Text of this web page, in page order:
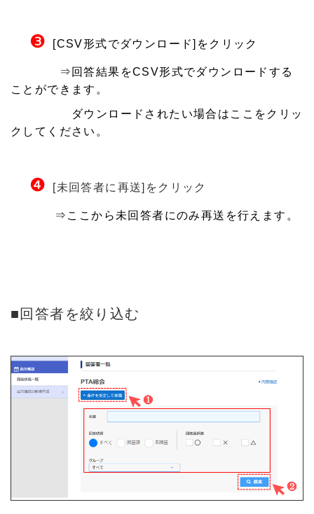
❸ [CSV形式でダウンロード]をクリック
⇒ 回答結果をCSV形式でダウンロードする
ことができます。
ダウンロードされたい場合はここをクリッ
クしてください。
❹ [未回答者に再送]をクリック
⇒ここから 未回答者にのみ再送を行えます。
■回答者を絞り込む